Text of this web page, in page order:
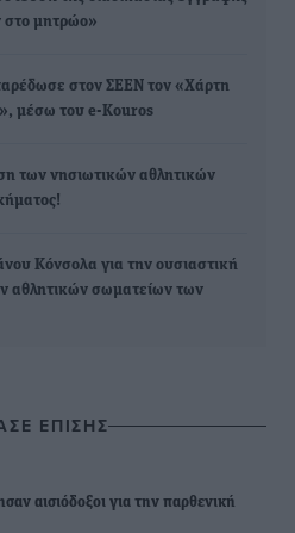
στο μητρώο»
στον ΣΕΕΝ τον «Χάρτη
μέσω του e-Kouros
των νησιωτικών αθλητικών
Κόνσολα για την ουσιαστική
αθλητικών σωματείων των
ΕΠΙΣΗΣ
αισιόδοξοι για την παρθενική